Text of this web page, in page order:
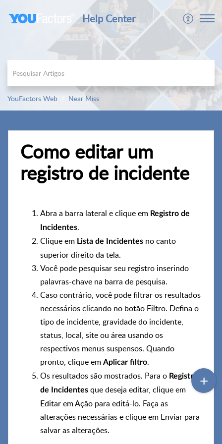
Help Center
YouFactors Web Near Miss
Como editar um
registro de incidente
Abra a barra lateral e clique em Registro de
Incidentes.
Clique em Lista de Incidentes no canto
superior direito da tela.
Você pode pesquisar seu registro inserindo
palavras-chave na barra de pesquisa.
Caso contrário, você pode filtrar os resultados
necessários clicando no botão Filtro. Defina o
tipo de incidente, gravidade do incidente,
status, local, site ou área usando os
respectivos menus suspensos. Quando
pronto, clique em Aplicar filtro.
Os resultados são mostrados. Para o Registro
de Incidentes que deseja editar, clique em
Editar em Ação para editá-lo. Faça as
alterações necessárias e clique em Enviar para
salvar as alterações.